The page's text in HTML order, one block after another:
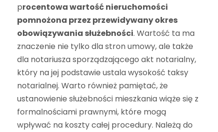
procentowa wartość nieruchomości
pomnożona przez przewidywany okres
obowiązywania służebności. Wartość ta ma
znaczenie nie tylko dla stron umowy, ale także
dla notariusza sporządzającego akt notarialny,
który na jej podstawie ustala wysokość taksy
notarialnej. Warto również pamiętać, że
ustanowienie służebności mieszkania wiąże się z
formalnościami prawnymi, które mogą
wpływać na koszty całej procedury. Należą do